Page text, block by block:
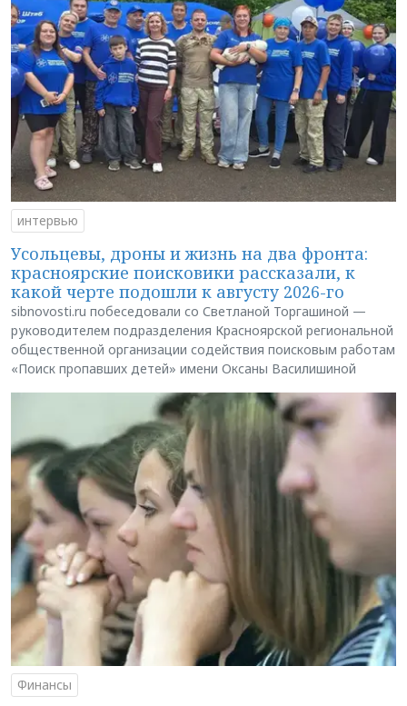
интервью
Усольцевы, дроны и жизнь на два фронта:
красноярские поисковики рассказали, к
какой черте подошли к августу 2026-го
sibnovosti.ru побеседовали со Светланой Торгашиной —
руководителем подразделения Красноярской региональной
общественной организации содействия поисковым работам
«Поиск пропавших детей» имени Оксаны Василишиной
Финансы